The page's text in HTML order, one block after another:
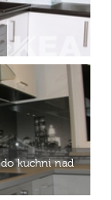
do kuchni nad